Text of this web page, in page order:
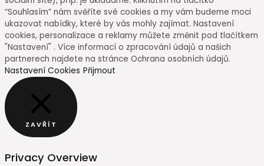
“Souhlasím” nám svěříte své cookies a my vám budeme moci
ukazovat nabídky, které by vás mohly zajímat. Nastavení
cookies, personalizace a reklamy můžete změnit pod tlačítkem
"Nastavení" . Více informací o zpracování údajů a našich
partnerech najdete na stránce Ochrana osobních údajů.
Nastavení Cookies Přijmout
ZAVŘÍT
Privacy Overview